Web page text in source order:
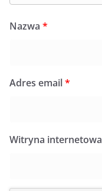
Nazwa *
Adres email*
Witryna internetowa